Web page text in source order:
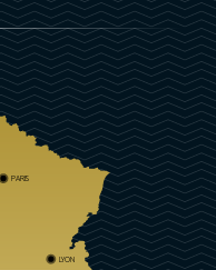
PARIS
LYON